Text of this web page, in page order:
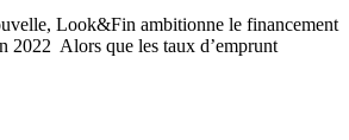
Look&Fin ambitionne le financement
2022 Alors que les taux d’emprunt